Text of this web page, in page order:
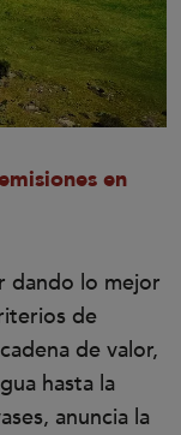
en
dando lo mejor
de
de valor,
hasta la
anuncia la